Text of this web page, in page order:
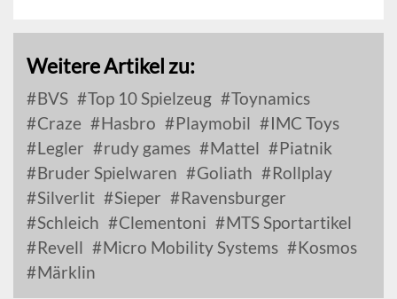
Weitere Artikel zu:
BVS Top 10 Spielzeug
Toynamics
Craze
Hasbro Playmobil
IMC Toys
Legler
rudy games Mattel
Piatnik
Bruder Spielwaren
Goliath
Rollplay
Silverlit
Sieper
Ravensburger
Schleich
Clementoni
MTS Sportartikel
Revell
Micro Mobility Systems
Kosmos
Märklin